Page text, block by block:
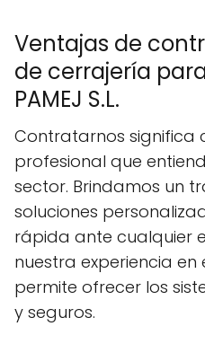
Ventajas de
de cerrajería
PAMEJ S.L.
Contratarnos significa
profesional que
sector. Brindamos un
soluciones
rápida ante cualquier
nuestra experiencia
permite ofrecer los
y seguros.